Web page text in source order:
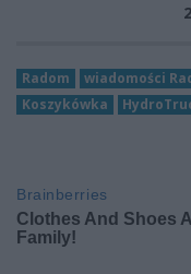
Radom wiadomości
Koszykówka